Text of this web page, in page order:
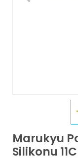
Marukyu
Silikonu